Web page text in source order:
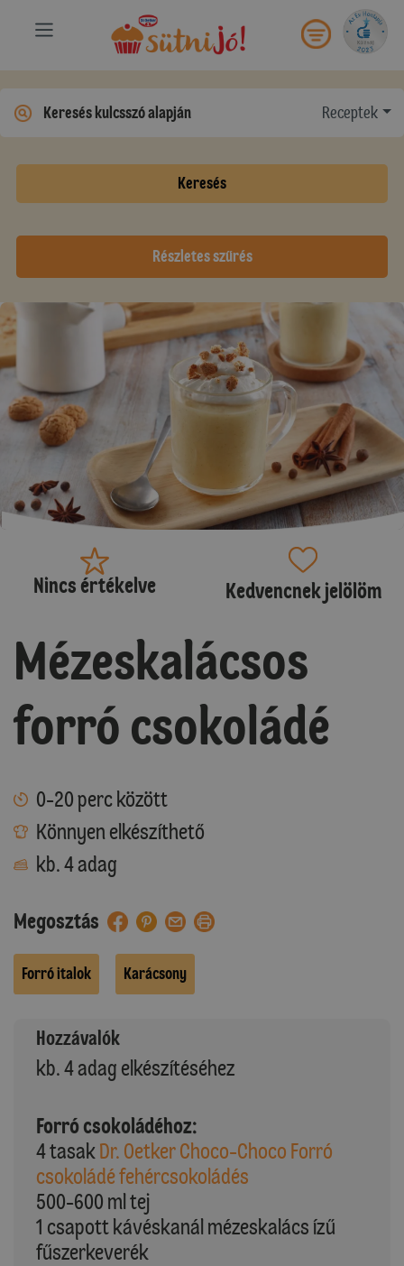
Receptek
Keresés
Részletes szűrés
Nincs értékelve Kedvencnek jelölöm
Mézeskalácsos
forró csokoládé
0-20 perc között
Könnyen elkészíthető
kb. 4 adag
Megosztás
Forró italok Karácsony
Hozzávalók
kb. 4 adag elkészítéséhez
Forró csokoládéhoz:
4 tasak Dr. Oetker Choco-Choco Forró
csokoládé fehércsokoládés
500-600 ml tej
1 csapott kávéskanál mézeskalács ízű
fűszerkeverék